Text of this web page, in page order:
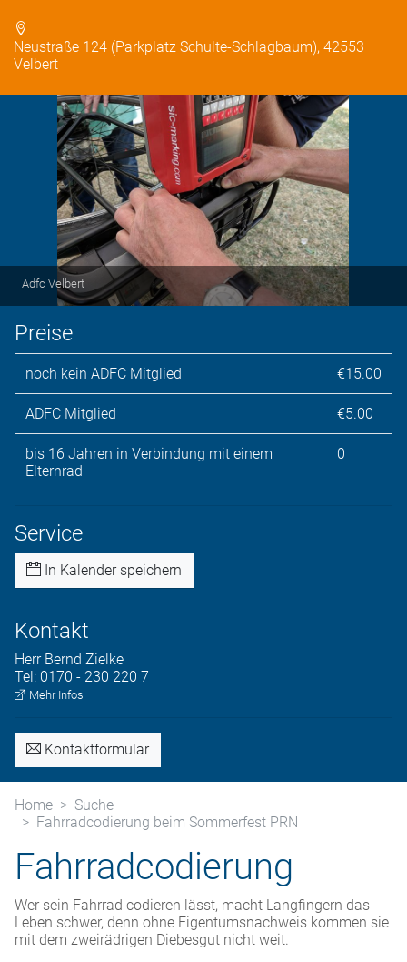
Neustraße 124 (Parkplatz Schulte-Schlagbaum), 42553
Velbert
Adfc Velbert
Preise
noch kein ADFC Mitglied €15.00
ADFC Mitglied €5.00
bis 16 Jahren in Verbindung mit einem
Elternrad
0
Service
In Kalender speichern
Kontakt
Herr Bernd Zielke
Tel: 0170 - 230 220 7
Mehr Infos
Kontaktformular
Home
Suche
Fahrradcodierung beim Sommerfest PRN
Fahrradcodierung
Wer sein Fahrrad codieren lässt, macht Langfingern das
Leben schwer, denn ohne Eigentumsnachweis kommen sie
mit dem zweirädrigen Diebesgut nicht weit.